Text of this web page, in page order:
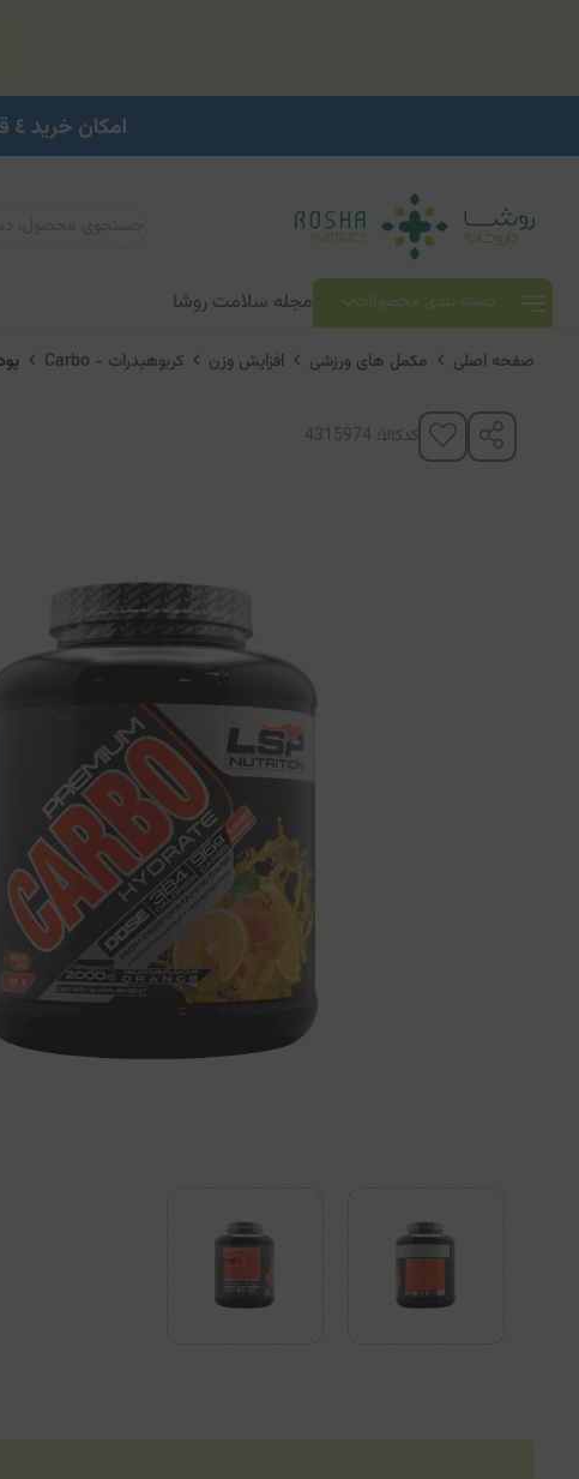
دسته بندی محصولات مجله سلامت روشا
صفحه اصلی مکمل های ورزشی افزایش وزن کربوهیدرات - Carbo
کدکالا: